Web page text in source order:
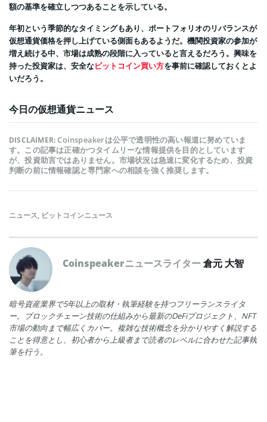
額の基準を確立しつつあることを示している。
年初という季節的なタイミングもあり、ポートフォリオのリバランスが
仮想通貨価格を押し上げている側面もあるようだ。機関投資家の参加が
増え続ける中、市場は成熟の段階に入っていると言えるだろう。興味を
持った投資家は、安全なビットコイン買い方を事前に確認しておくとよ
いだろう。
今日の仮想通貨ニュース
DISCLAIMER:Coinspeakerは公平で透明性の高い報道に努めていま
す。この記事は正確かつタイムリーな情報提供を目的としています
が、投資助言ではありません。市場状況は急速に変化するため、投資
判断の前に情報確認と専門家への相談を強く推奨します。
ニュース, ビットコインニュース
Coinspeakerニュースライター倉元 大智
暗号資産業界で5年以上の取材・執筆経験を持つフリーランスライタ
ー。ブロックチェーン技術の仕組みから最新のDeFiプロジェクト、NFT
市場の動向まで幅広くカバー。複雑な技術概念を分かりやすく解説する
ことを得意とし、初心者から上級者まで読者のレベルに合わせた記事執
筆を行う。